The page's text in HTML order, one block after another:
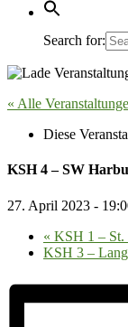
Search for:
« Alle
Diese
KSH 4 – SW
27. April 2023 -
« KSH 1 – St.
KSH 3 –